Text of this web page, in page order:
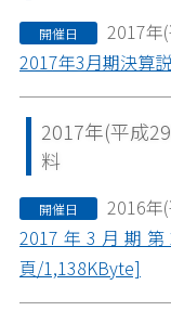
開催日
2017年
2017年3月期決算
2017年(平成
料
開催日
2016年
2017年3月期
頁/1,138KByte]